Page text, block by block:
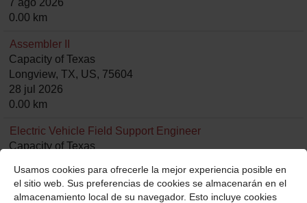
Usamos cookies para ofrecerle la mejor experiencia posible en
el sitio web. Sus preferencias de cookies se almacenarán en el
almacenamiento local de su navegador. Esto incluye cookies
7 ago 2026
0.00 km
Assembler II
Capacity of Texas
Longview, TX, US, 75604
28 jul 2026
0.00 km
Electric Vehicle Field Support Engineer
Capacity of Texas
5 ago 2026
0.00 km